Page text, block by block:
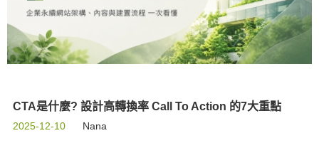
CTA是什麼? 設計高轉換率 Call To Action 的7大重點
2025-12-10 Nana